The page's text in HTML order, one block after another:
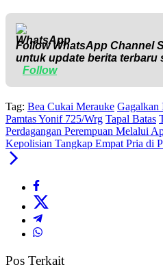
Follow WhatsApp Channel
untuk update berita terbaru
Follow
Tag: Bea Cukai Merauke Gagalkan
Pamtas Yonif 725/Wrg Tapal Batas
Perdagangan Perempuan Melalui
Kepolisian Tangkap Empat Pria di
Pos Terkait